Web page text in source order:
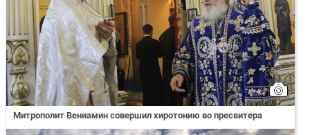
Митрополит Вениамин совершил хиротонию во пресвитера